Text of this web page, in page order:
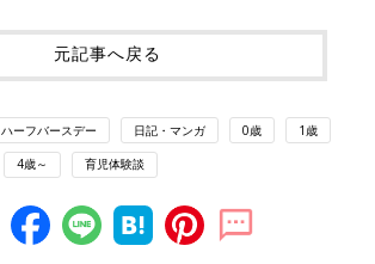
元記事へ戻る
ハーフバースデー 日記・マンガ 0歳 1歳
4歳～ 育児体験談